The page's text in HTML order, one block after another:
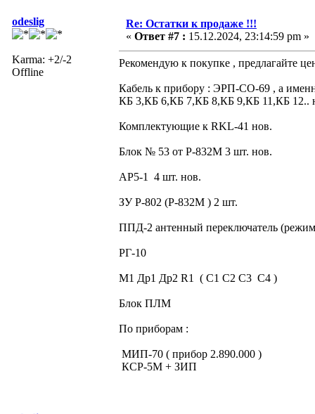
odeslig
Karma: +2/-2
Offline
Re: Остатки к продаже !!!
« Ответ #7 : 15.12.2024, 23:14:59 pm »
Рекомендую к покупке , предлагайте
Кабель к прибору : ЭРП-СО-69 , а
КБ 3,КБ 6,КБ 7,КБ 8,КБ 9,КБ 11,КБ 12..
Комплектующие к RKL-41 нов.
Блок № 53 от Р-832М 3 шт. нов.
АР5-1 4 шт. нов.
ЗУ Р-802 (Р-832М ) 2 шт.
ППД-2 антенный переключатель
РГ-10
М1 Др1 Др2 R1 ( С1 С2 С3 С4 )
Блок ПЛМ
По приборам :
МИП-70 ( прибор 2.890.000 )
КСР-5М + ЗИП